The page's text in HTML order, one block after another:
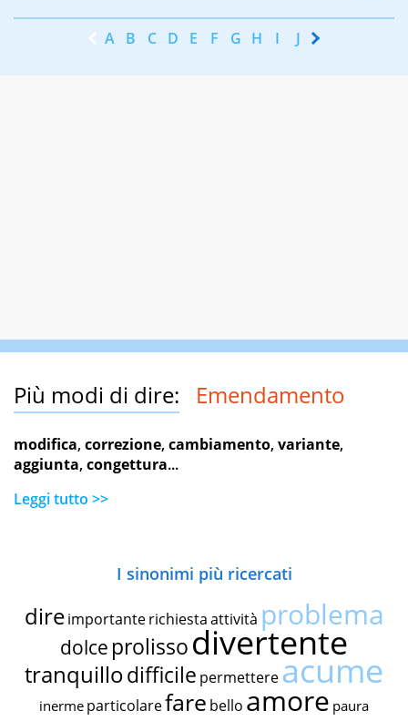
A B C D E F G H I J K
Più modi di dire: Emendamento
modifica,correzione,cambiamento,variante,
aggiunta,congettura...
Leggi tutto >>
I sinonimi più ricercati
dire importante richiestaattività problema
dolce prolissodivertente
tranquillodifficile permettereacume
inerme particolarefare bello amore paura